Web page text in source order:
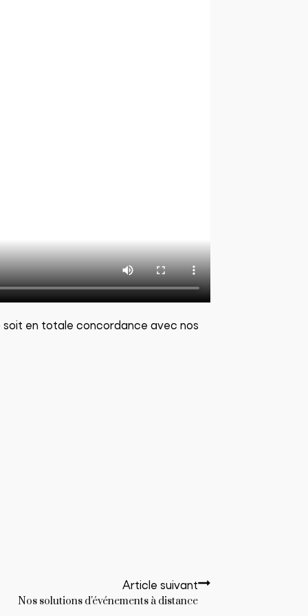
soit en totale concordance avec nos
Article suivant
Nos solutions d'événements à distance